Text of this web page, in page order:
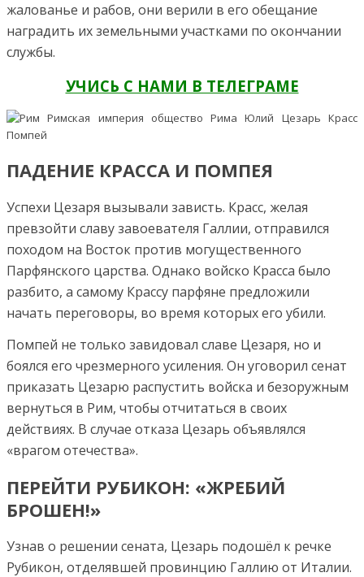
жалованье и рабов, они верили в его обещание
наградить их земельными участками по окончании
службы.
УЧИСЬ С НАМИ В ТЕЛЕГРАМЕ
ПАДЕНИЕ КРАССА И ПОМПЕЯ
Успехи Цезаря вызывали зависть. Красс, желая
превзойти славу завоевателя Галлии, отправился
походом на Восток против могущественного
Парфянского царства. Однако войско Красса было
разбито, а самому Крассу парфяне предложили
начать переговоры, во время которых его убили.
Помпей не только завидовал славе Цезаря, но и
боялся его чрезмерного усиления. Он уговорил сенат
приказать Цезарю распустить войска и безоружным
вернуться в Рим, чтобы отчитаться в своих
действиях. В случае отказа Цезарь объявлялся
«врагом отечества».
ПЕРЕЙТИ РУБИКОН: «ЖРЕБИЙ
БРОШЕН!»
Узнав о решении сената, Цезарь подошёл к речке
Рубикон, отделявшей провинцию Галлию от Италии.